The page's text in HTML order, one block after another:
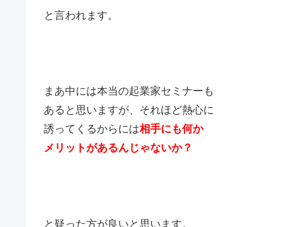
と言われます。
まあ中には本当の起業家セミナーも
あると思いますが、それほど熱心に
誘ってくるからには相手にも何か
メリットがあるんじゃないか？
と疑った方が良いと思います。